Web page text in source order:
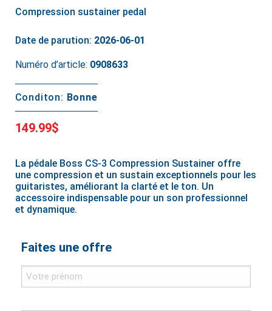
Compression sustainer pedal
Date de parution: 2026-06-01
Numéro d’article: 0908633
Conditon: Bonne
149.99$
La pédale Boss CS-3 Compression Sustainer offre
une compression et un sustain exceptionnels pour les
guitaristes, améliorant la clarté et le ton. Un
accessoire indispensable pour un son professionnel
et dynamique.
Faites une offre